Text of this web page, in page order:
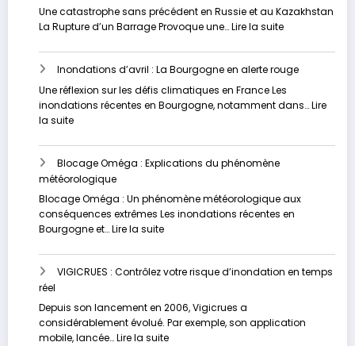
:
Analyse
Une catastrophe sans précédent en Russie et au Kazakhstan
La Rupture d’un Barrage Provoque une…Lire la suite:
inondations
dévastatrices
en
Russie
Kazakhstan
Inondations d’avril : La Bourgogne en alerte rouge
Une réflexion sur les défis climatiques en France Les
inondations récentes en Bourgogne, notamment dans…Lire
la suite:
d’avril
:
La
Bourgogne
en
alerte
Blocage Oméga : Explications du phénomène
météorologique
Blocage Oméga : Un phénomène météorologique aux
conséquences extrêmes Les inondations récentes en
Bourgogne et…Lire la suite:
Oméga
:
du
phénomène
météorologique
VIGICRUES : Contrôlez votre risque d’inondation en temps
réel
Depuis son lancement en 2006, Vigicrues a
considérablement évolué. Par exemple, son application
mobile, lancée…Lire la suite: